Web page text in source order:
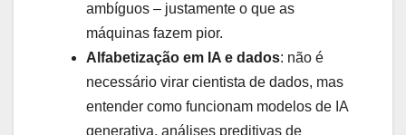
ambíguos – justamente o que as
máquinas fazem pior.
Alfabetização em IA e dados: não é
necessário virar cientista de dados, mas
entender como funcionam modelos de IA
generativa, análises preditivas de